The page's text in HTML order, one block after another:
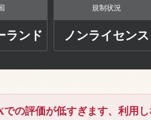
ランド
規制状況
ノンライセンス
の評価が低すぎます、利用